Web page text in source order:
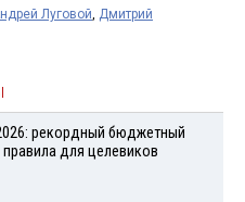
Луговой, Дмитрий
рекордный бюджетный
для целевиков